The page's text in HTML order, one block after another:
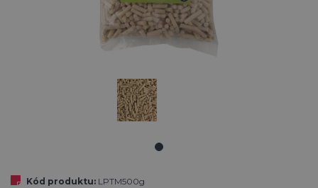
Kód produktu: LPTM500g